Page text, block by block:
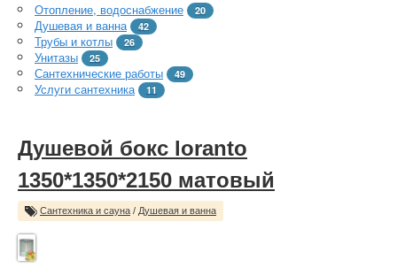
Отопление, водоснабжение 20
Душевая и ванна 42
Трубы и котлы 26
Унитазы 25
Сантехнические работы 49
Услуги сантехника 11
Душевой бокс loranto
1350*1350*2150 матовый
Сантехника и сауна / Душевая и ванна